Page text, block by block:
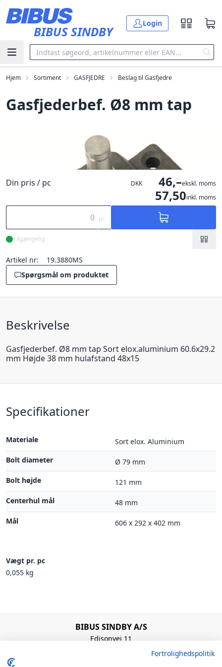
BIBUS SINDBY
Login
Hjem Sortiment GASFJEDRE Beslag til Gasfjedre
Gasfjederbef. Ø8 mm tap
Din pris / pc DKK 46,–ekskl. moms
57,50inkl. moms
pc
Tilgængelig
Artikel nr:
19.3880MS
Spørgsmål om produktet
Beskrivelse
Gasfjederbef. Ø8 mm tap Sort elox.aluminium 60.6x29.2
mm Højde 38 mm hulafstand 48x15
Specifikationer
Materiale
Sort elox. Aluminium
Bolt diameter
Ø 79 mm
Bolt højde
121 mm
Centerhul mål
48 mm
Mål
606 x 292 x 402 mm
Vægt pr. pc
0,055 kg
BIBUS SINDBY A/S
Edisonvej 11
Fortrolighedspolitik